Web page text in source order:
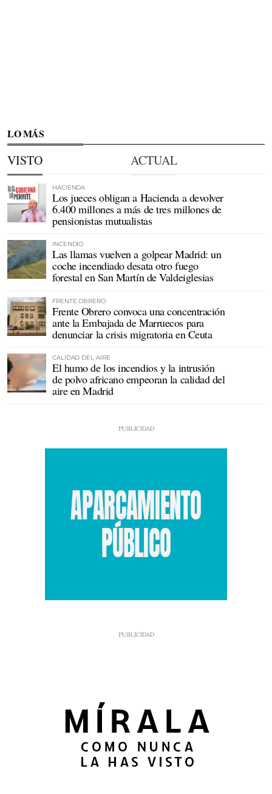
LO MÁS
VISTO ACTUAL
HACIENDA
Los jueces obligan a Hacienda a devolver
6.400 millones a más de tres millones de
pensionistas mutualistas
INCENDIO
Las llamas vuelven a golpear Madrid: un
coche incendiado desata otro fuego
forestal en San Martín de Valdeiglesias
FRENTE OBRERO
Frente Obrero convoca una concentración
ante la Embajada de Marruecos para
denunciar la crisis migratoria en Ceuta
CALIDAD DEL AIRE
El humo de los incendios y la intrusión
de polvo africano empeoran la calidad del
aire en Madrid